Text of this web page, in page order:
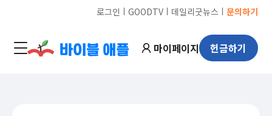
로그인 ㅣ GOODTVㅣ 데일리굿뉴스 ㅣ 문의하기
마이페이지 헌금하기